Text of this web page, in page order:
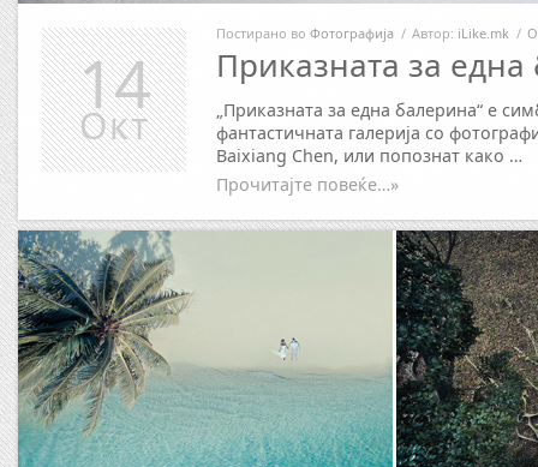
Постирано во Фотографија / Автор: iLike.mk /
Приказната за
„Приказната за една балерина“ е
фантастичната галерија со
Baixiang Chen, или попознат како …
Прочитајте повеќе…»
14
Окт